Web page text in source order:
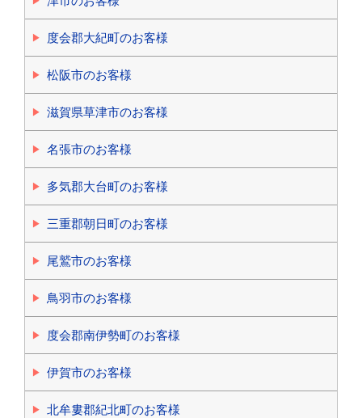
度会郡大紀町のお客様
松阪市のお客様
滋賀県草津市のお客様
名張市のお客様
多気郡大台町のお客様
三重郡朝日町のお客様
尾鷲市のお客様
鳥羽市のお客様
度会郡南伊勢町のお客様
伊賀市のお客様
北牟婁郡紀北町のお客様